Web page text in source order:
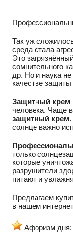
Так уж
среда стала
Это
сомнительного
др. Но и наука
качестве
Защитный крем
человека. Чаще
защитный крем.
солнце важно
только
которые
разрушители
питают и
Предлагаем
в нашем
Афоризм дня: